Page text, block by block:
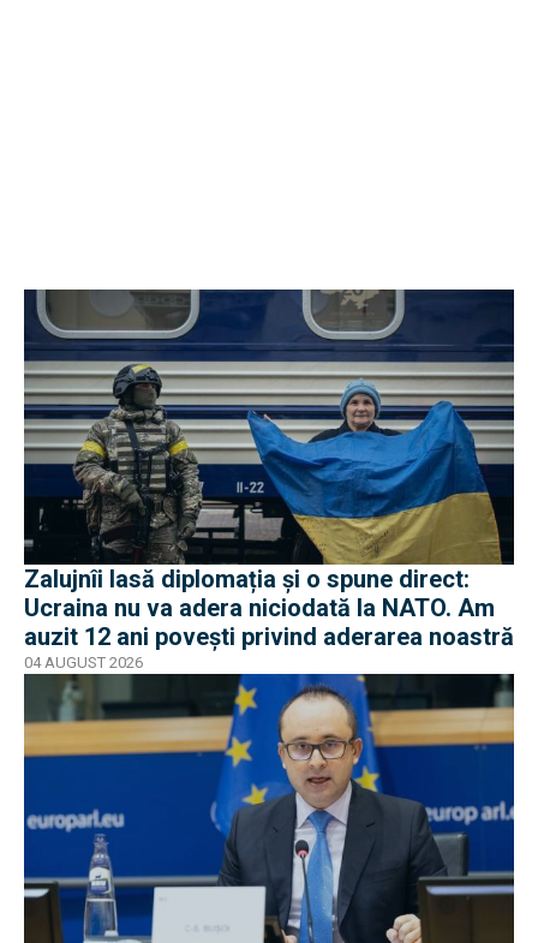
Zalujnîi lasă diplomația și o spune direct:
Ucraina nu va adera niciodată la NATO. Am
auzit 12 ani povești privind aderarea noastră
04 AUGUST 2026